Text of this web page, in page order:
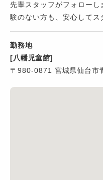
先輩スタッフがフォロー
験のない方も、安心してス
勤務地
[八幡児童館]
〒980-0871 宮城県仙台市